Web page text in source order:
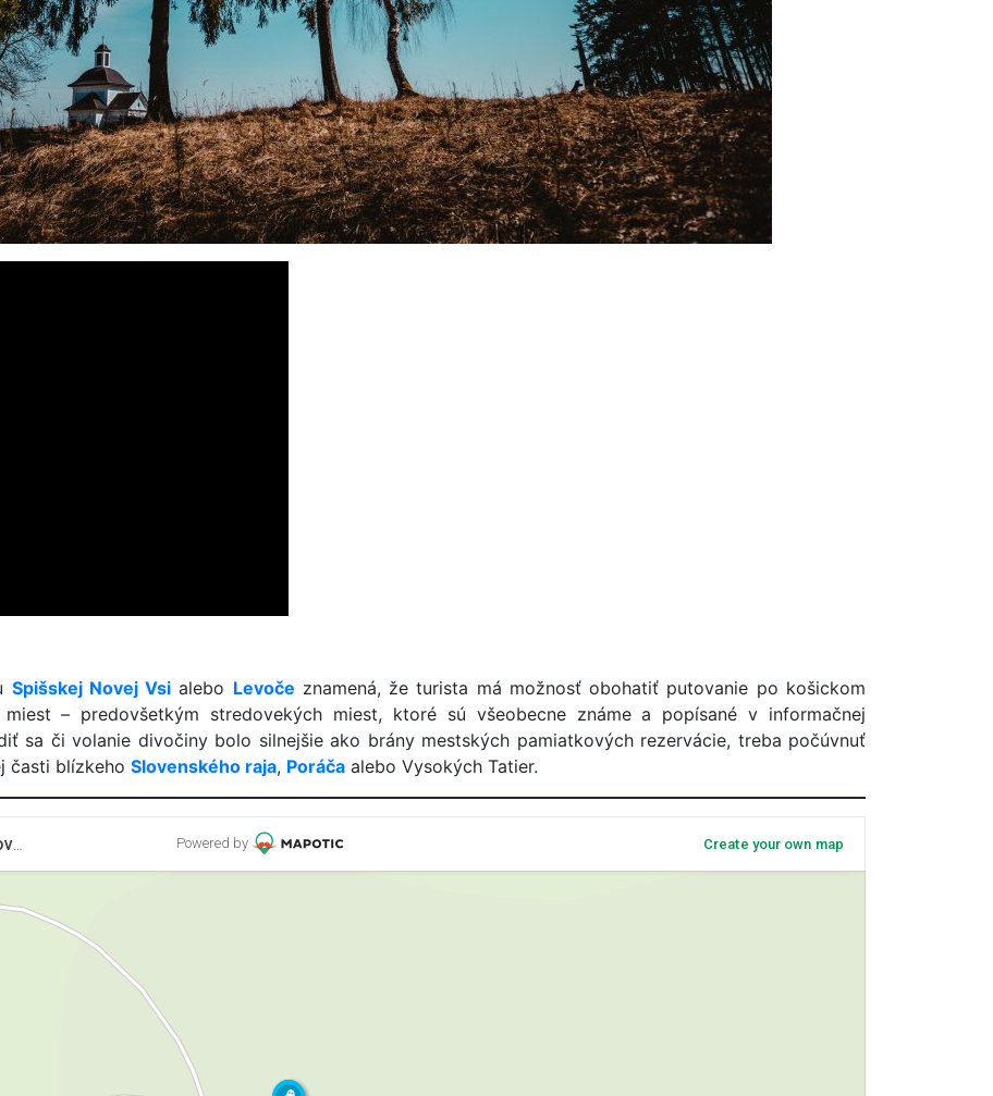
Spišskej Novej Vsi alebo Levoče znamená, že turista má možnosť obohatiť putovanie po košickom
– predovšetkým stredovekých miest, ktoré sú všeobecne známe a popísané v informačnej
sa či volanie divočiny bolo silnejšie ako brány mestských pamiatkových rezervácie, treba počúvnuť
časti blízkeho Slovenského raja, Poráča alebo Vysokých Tatier.